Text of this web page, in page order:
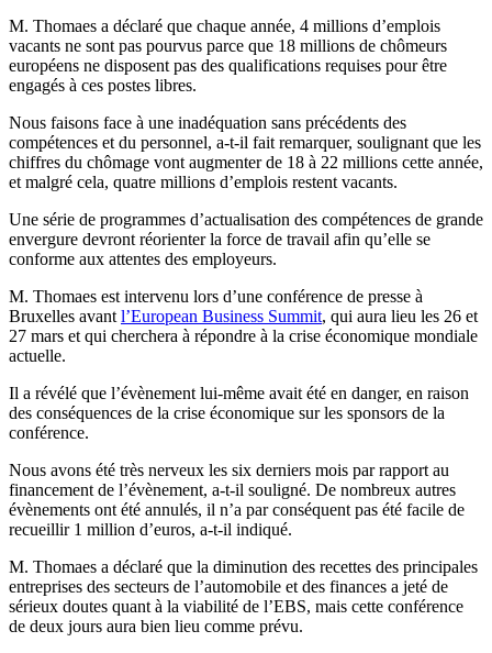
M. Thomaes a déclaré que chaque année, 4 millions d’emplois
vacants ne sont pas pourvus parce que 18 millions de chômeurs
européens ne disposent pas des qualifications requises pour être
engagés à ces postes libres.
Nous faisons face à une inadéquation sans précédents des
compétences et du personnel, a-t-il fait remarquer, soulignant que les
chiffres du chômage vont augmenter de 18 à 22 millions cette année,
et malgré cela, quatre millions d’emplois restent vacants.
Une série de programmes d’actualisation des compétences de grande
envergure devront réorienter la force de travail afin qu’elle se
conforme aux attentes des employeurs.
M. Thomaes est intervenu lors d’une conférence de presse à
Bruxelles avant l’European Business Summit, qui aura lieu les 26 et
27 mars et qui cherchera à répondre à la crise économique mondiale
actuelle.
Il a révélé que l’évènement lui-même avait été en danger, en raison
des conséquences de la crise économique sur les sponsors de la
conférence.
Nous avons été très nerveux les six derniers mois par rapport au
financement de l’évènement, a-t-il souligné. De nombreux autres
évènements ont été annulés, il n’a par conséquent pas été facile de
recueillir 1 million d’euros, a-t-il indiqué.
M. Thomaes a déclaré que la diminution des recettes des principales
entreprises des secteurs de l’automobile et des finances a jeté de
sérieux doutes quant à la viabilité de l’EBS, mais cette conférence
de deux jours aura bien lieu comme prévu.